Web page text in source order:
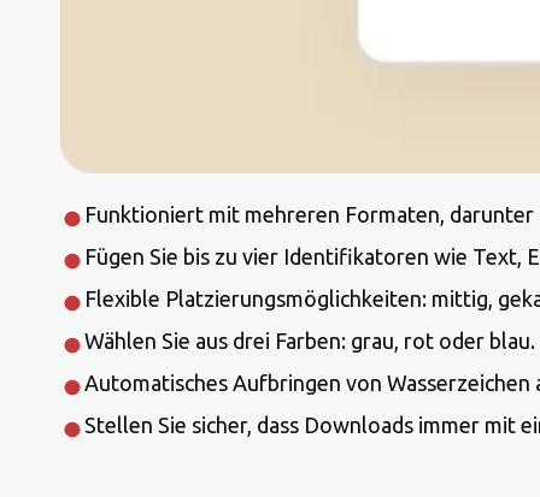
Funktioniert mit mehreren Formaten,
Fügen Sie bis zu vier Identifikatoren wie Text,
Flexible Platzierungsmöglichkeiten: mittig,
Wählen Sie aus drei Farben: grau, rot oder blau.
Automatisches Aufbringen von
Stellen Sie sicher, dass Downloads immer mit